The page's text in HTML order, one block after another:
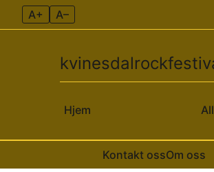
A+ A–
Hjem
Kontakt ossOm oss